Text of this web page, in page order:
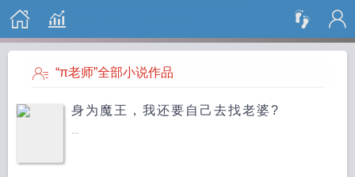
搜 索
“π老师”全部小说作品
身为魔王，我还要自己去找老婆?
...